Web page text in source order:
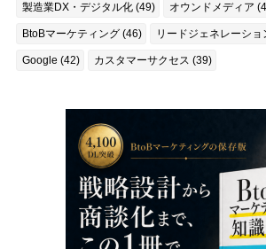
製造業DX・デジタル化 (49) オウンドメディア
BtoBマーケティング (46) リードジェネレーショ
Google (42) カスタマーサクセス (39)